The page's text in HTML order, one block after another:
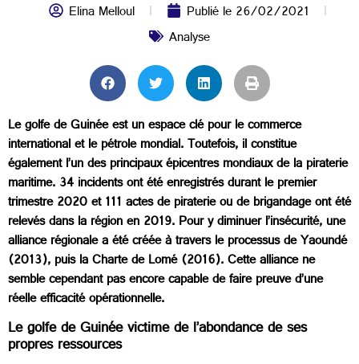
Elina Melloul Publié le26/02/2021
Analyse
Le golfe de Guinée est un espace clé pour le commerce
international et le pétrole mondial. Toutefois, il constitue
également l’un des principaux épicentres mondiaux de la piraterie
maritime. 34 incidents ont été enregistrés durant le premier
trimestre 2020 et 111 actes de piraterie ou de brigandage ont été
relevés dans la région en 2019. Pour y diminuer l’insécurité, une
alliance régionale a été créée à travers le processus de Yaoundé
(2013), puis la Charte de Lomé (2016). Cette alliance ne
semble cependant pas encore capable de faire preuve d’une
réelle efficacité opérationnelle.
Le golfe de Guinée victime de l’abondance de ses
propres ressources